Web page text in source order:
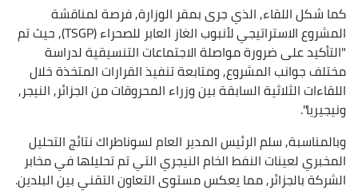
كما شكل اللقاء, الذي جرى بمقر الوزارة, فرصة لمناقشة
المشروع الاستراتيجي لأنبوب الغاز العابر للصحراء (TSGP), حيث تم
"التأكيد على ضرورة مواصلة الاجتماعات التنسيقية لدراسة
مختلف جوانب المشروع, ومتابعة تنفيذ القرارات المتخذة خلال
اللقاءات الثلاثية السابقة بين وزراء المحروقات من الجزائر, النيجر,
ونيجيريا".
وبالمناسبة, سلم الرئيس المدير العام لسوناطراك نتائج التحليل
المخبري لعينات النفط الخام النيجري التي تم تحليلها في مخابر
الشركة بالجزائر, مما يعكس مستوى التعاون التقني بين البلدين.